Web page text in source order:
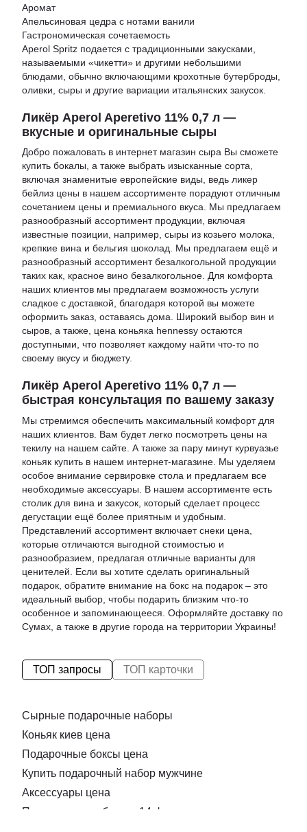
Аромат
Апельсиновая цедра с нотами ванили
Гастрономическая сочетаемость
Aperol Spritz подается с традиционными закусками,
называемыми «чикетти» и другими небольшими
блюдами, обычно включающими крохотные бутерброды,
оливки, сыры и другие вариации итальянских закусок.
Ликёр Aperol Aperetivo 11% 0,7 л —
вкусные и оригинальные сыры
Добро пожаловать в интернет магазин сыра Вы сможете
купить бокалы, а также выбрать изысканные сорта,
включая знаменитые европейские виды, ведь ликер
бейлиз цены в нашем ассортименте порадуют отличным
сочетанием цены и премиального вкуса. Мы предлагаем
разнообразный ассортимент продукции, включая
известные позиции, например, сыры из козьего молока,
крепкие вина и бельгия шоколад. Мы предлагаем ещё и
разнообразный ассортимент безалкогольной продукции
таких как, красное вино безалкогольное. Для комфорта
наших клиентов мы предлагаем возможность услуги
сладкое с доставкой, благодаря которой вы можете
оформить заказ, оставаясь дома. Широкий выбор вин и
сыров, а также, цена коньяка hennessy остаются
доступными, что позволяет каждому найти что-то по
своему вкусу и бюджету.
Ликёр Aperol Aperetivo 11% 0,7 л —
быстрая консультация по вашему заказу
Мы стремимся обеспечить максимальный комфорт для
наших клиентов. Вам будет легко посмотреть цены на
текилу на нашем сайте. А также за пару минут курвуазье
коньяк купить в нашем интернет-магазине. Мы уделяем
особое внимание сервировке стола и предлагаем все
необходимые аксессуары. В нашем ассортименте есть
столик для вина и закусок , который сделает процесс
дегустации ещё более приятным и удобным.
Представлений ассортимент включаетснеки цена
которые отличаются выгодной стоимостью и
разнообразием, предлагая отличные варианты для
ценителей. Если вы хотите сделать оригинальный
подарок, обратите внимание на бокс на подарок – это
идеальный выбор, чтобы подарить близким что-то
особенное и запоминающееся. Оформляйте доставку по
Сумах, а также в другие города на территории Украины!
ТОП запросы ТОП карточки
Сырные подарочные наборы
Коньяк киев цена
Подарочные боксы цена
Купить подарочный набор мужчине
Аксессуары цена
Подарочные наборы к 14 февраля